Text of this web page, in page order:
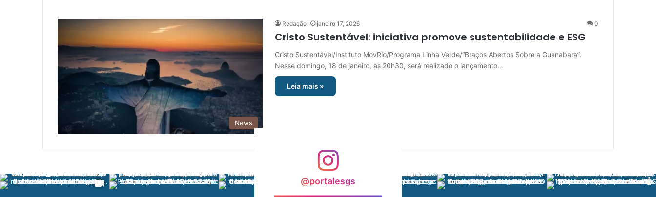
News
Redação janeiro 17, 2026 0
Cristo Sustentável: iniciativa promove sustentabilidade e ESG
Cristo Sustentável/Instituto MovRio/Programa Linha Verde/“Braços Abertos Sobre a Guanabara”.
Nesse domingo, 18 de janeiro, às 20h30, será realizado o lançamento…
Leia mais »
@portalesgs